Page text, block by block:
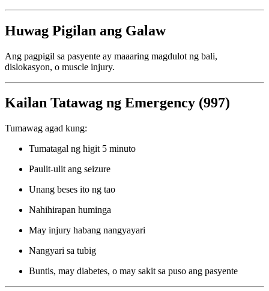
Huwag Pigilan ang Galaw
Ang pagpigil sa pasyente ay maaaring magdulot ng bali,
dislokasyon, o muscle injury.
Kailan Tatawag ng Emergency (997)
Tumawag agad kung:
Tumatagal ng higit 5 minuto
Paulit-ulit ang seizure
Unang beses ito ng tao
Nahihirapan huminga
May injury habang nangyayari
Nangyari sa tubig
Buntis, may diabetes, o may sakit sa puso ang pasyente